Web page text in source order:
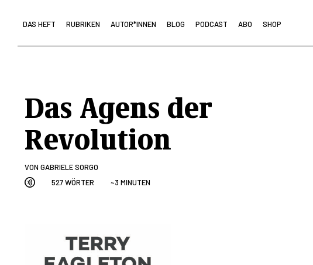
DAS HEFT RUBRIKEN AUTOR*INNEN BLOG PODCAST ABO SHOP
Das Agens der
Revolution
VON GABRIELE SORGO
527 WÖRTER
~3 MINUTEN